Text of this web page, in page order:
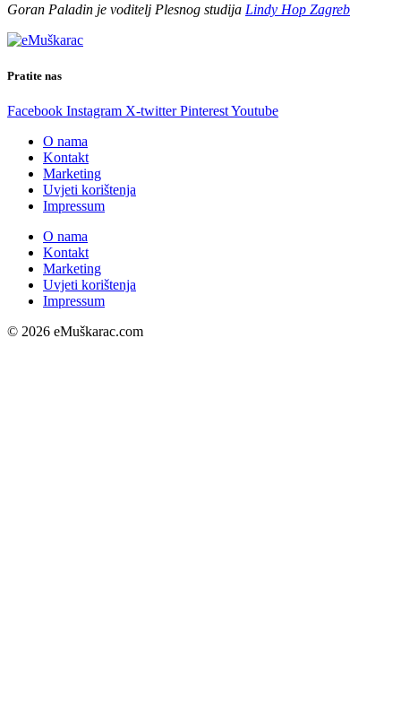
Goran Paladin je voditelj Plesnog studija Lindy Hop Zagreb
Pratite nas
Facebook Instagram X-twitter PinterestYoutube
O nama
Kontakt
Marketing
Uvjeti korištenja
Impressum
O nama
Kontakt
Marketing
Uvjeti korištenja
Impressum
© 2026 eMuškarac.com